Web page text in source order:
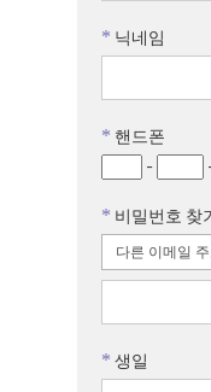
* 닉네임
* 핸드폰
-
* 비밀번호 찾
* 생일